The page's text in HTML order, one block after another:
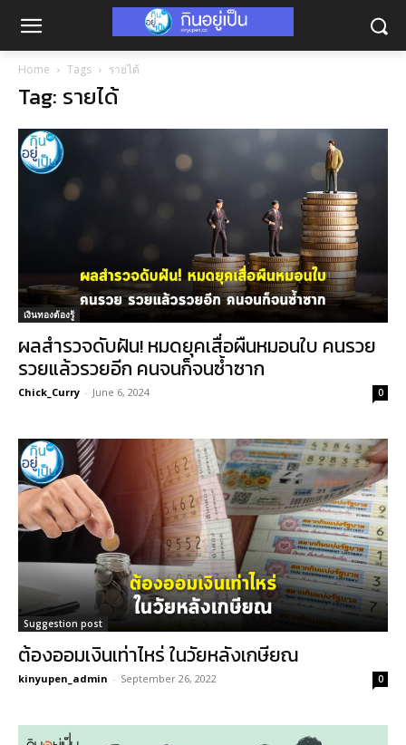
Home Tags รายได้
Tag: รายได้
เงินทองต้องรู้
ผลสำรวจดับฝัน! หมดยุคเสื่อผืนหมอนใบ คนรวย
รวยแล้วรวยอีก คนจนก็จนซ้ำซาก
Chick_Curry - June 6, 2024 0
Suggestion post
ต้องออมเงินเท่าไหร่ ในวัยหลังเกษียณ
kinyupen_admin - September 26, 2022 0